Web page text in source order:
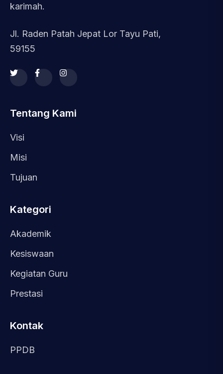
karimah.
Jl. Raden Patah Jepat Lor Tayu Pati,
59155
Tentang Kami
Visi
Misi
Tujuan
Kategori
Akademik
Kesiswaan
Kegiatan Guru
Prestasi
Kontak
PPDB